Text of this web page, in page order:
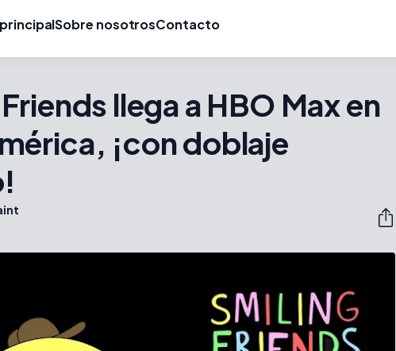
Sobre nosotrosContacto
llega a HBO Max en
¡con doblaje